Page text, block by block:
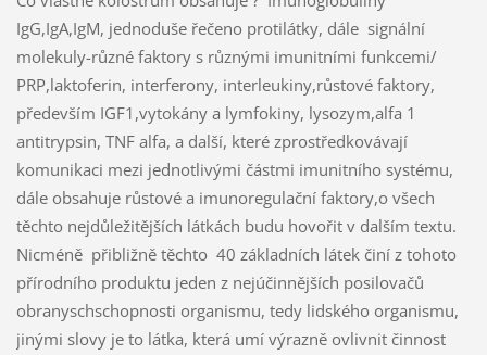
IgG,IgA,IgM, jednoduše řečeno protilátky, dále signální
molekuly-různé faktory s různými imunitními funkcemi/
PRP,laktoferin, interferony, interleukiny,růstové faktory,
především IGF1,vytokány a lymfokiny, lysozym,alfa 1
antitrypsin, TNF alfa, a další, které zprostředkovávají
komunikaci mezi jednotlivými částmi imunitního systému,
dále obsahuje růstové a imunoregulační faktory,o všech
těchto nejdůležitějších látkách budu hovořit v dalším textu.
Nicméně přibližně těchto 40 základních látek činí z tohoto
přírodního produktu jeden z nejúčinnějších posilovačů
obranyschschopnosti organismu, tedy lidského organismu,
jinými slovy je to látka, která umí výrazně ovlivnit činnost